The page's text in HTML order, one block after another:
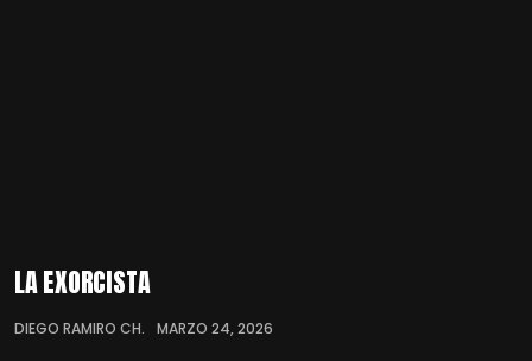
LA EXORCISTA
DIEGO RAMIRO CH. MARZO 24, 2026